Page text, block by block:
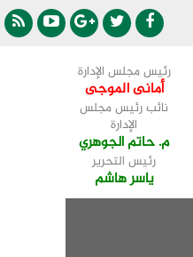
رئيس مجلس الإدارة
أمانى الموجى
نائب رئيس مجلس
الإدارة
م. حاتم الجوهري
رئيس التحرير
ياسر هاشم